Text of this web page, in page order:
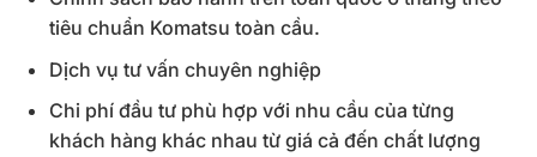
tiêu chuẩn Komatsu toàn cầu.
Dịch vụ tư vấn chuyên nghiệp
Chi phí đầu tư phù hợp với nhu cầu của từng
khách hàng khác nhau từ giá cả đến chất lượng